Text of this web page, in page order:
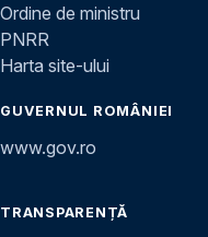
Ordine de ministru
PNRR
Harta site-ului
GUVERNUL ROMÂNIEI
www.gov.ro
TRANSPARENȚĂ